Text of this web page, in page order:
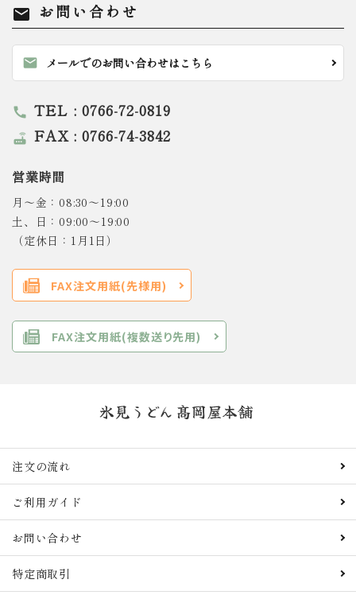
mail お問い合わせ
mail メールでのお問い合わせはこちら
call TEL : 0766-72-0819
router FAX : 0766-74-3842
営業時間
月～金：08:30～19:00
土、日：09:00～19:00
（定休日：1月1日）
FAX注文用紙(先様用)
FAX注文用紙(複数送り先用)
注文の流れ
ご利用ガイド
お問い合わせ
特定商取引